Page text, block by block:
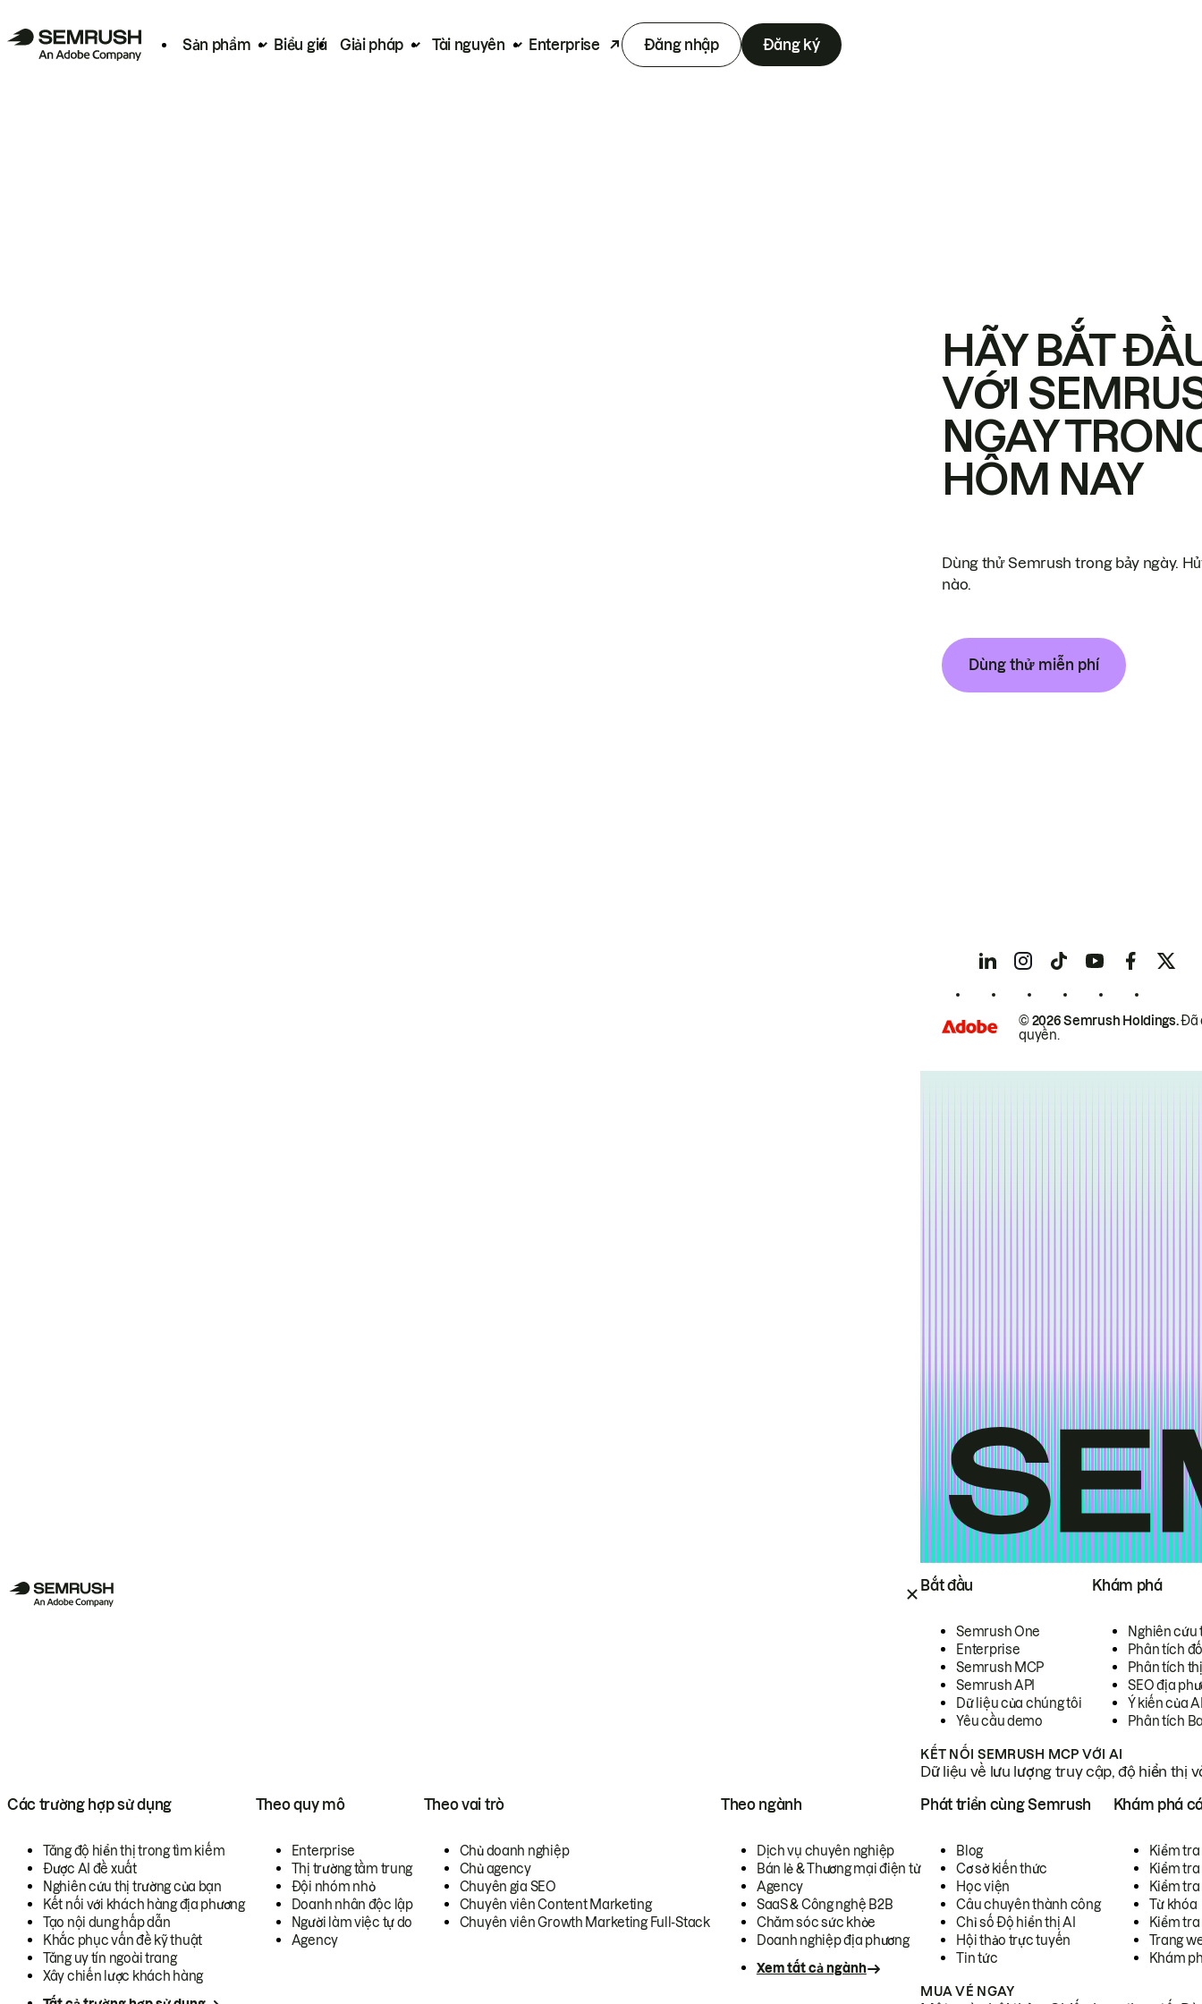
Sản phẩm Biểu giá Giải pháp Tài nguyên Enterprise Đăng nhập Đăng ký
Bắt đầu
Semrush One
Enterprise
Semrush MCP
Semrush API
Dữ liệu của chúng tôi
Yêu cầu demo
Khám phá
Nghiên cứu
Phân tích
Phân tích
SEO địa
Ý kiến của
Phân tích
KẾT NỐI SEMRUSH MCP VỚI AI
Dữ liệu về lưu lượng truy cập, độ hiển thị
Các trường hợp sử dụng
Tăng độ hiển thị trong tìm kiếm
Được AI đề xuất
Nghiên cứu thị trường của bạn
Kết nối với khách hàng địa phương
Tạo nội dung hấp dẫn
Khắc phục vấn đề kỹ thuật
Tăng uy tín ngoài trang
Xây chiến lược khách hàng
Theo quy mô
Enterprise
Thị trường tầm trung
Đội nhóm nhỏ
Doanh nhân độc lập
Người làm việc tự do
Agency
Theo vai trò
Chủ doanh nghiệp
Chủ agency
Chuyên gia SEO
Chuyên viên Content Marketing
Chuyên viên Growth Marketing Full-Stack
Theo ngành
Dịch vụ chuyên nghiệp
Bán lẻ & Thương mại điện tử
Agency
SaaS & Công nghệ B2B
Chăm sóc sức khỏe
Doanh nghiệp địa phương
Xem tất cả ngành
Phát triển cùng Semrush
Blog
Cơ sở kiến thức
Học viện
Câu chuyên thành công
Chỉ số Độ hiển thị AI
Hội thảo trực tuyến
Tin tức
Khám phá
Kiểm
Kiểm tra
Kiểm
Từ khóa
Kiểm
Trang
Khám
MUA VÉ NGAY
HÃY BẮT
VỚI
NGAY
HÔM NAY
Dùng thử Semrush trong bảy ngày.
nào.
Dùng thử miễn phí
© 2026 Semrush Holdings.Đã
quyền.